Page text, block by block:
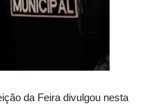
da Feira divulgou nesta